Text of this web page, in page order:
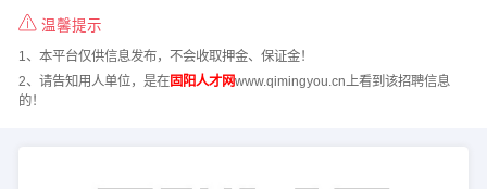
温馨提示
1、本平台仅供信息发布，不会收取押金、保证金！
2、请告知用人单位，是在固阳人才网www.qimingyou.cn上看到该招聘信息
的！